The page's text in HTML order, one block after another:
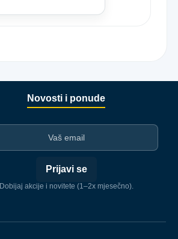
Novosti i ponude
Prijavi se
Dobijaj akcije i novitete (1–2x mjesečno).